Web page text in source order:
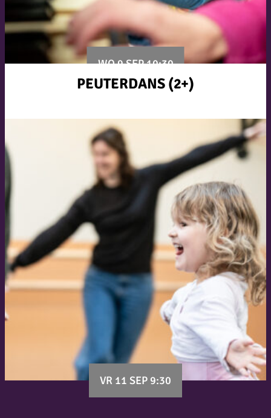
WO 9 SEP 10:30
PEUTERDANS (2+)
VR 11 SEP 9:30